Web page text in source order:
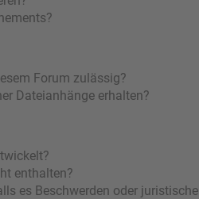
Forum zulässig?
Dateianhänge erhalten?
enthalten?
es Beschwerden oder juristische